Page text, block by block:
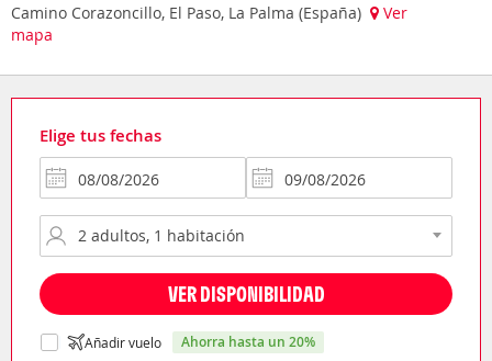
Camino Corazoncillo, El Paso, La Palma (España)
Ver
mapa
Elige tus fechas
VER DISPONIBILIDAD
Añadir vuelo ahorra hasta un 20%